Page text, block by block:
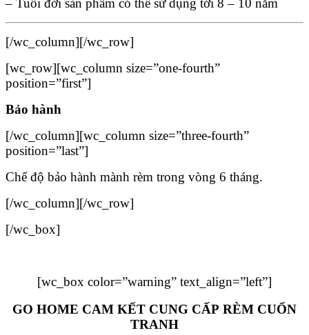
– Tuổi đời sản phẩm có thể sử dụng tới 8 – 10 năm
[/wc_column][/wc_row]
[wc_row][wc_column size=”one-fourth”
position=”first”]
Bảo hành
[/wc_column][wc_column size=”three-fourth”
position=”last”]
Chế độ bảo hành mành rèm trong vòng 6 tháng.
[/wc_column][/wc_row]
[/wc_box]
[wc_box color=”warning” text_align=”left”]
GO HOME CAM KẾT CUNG CẤP RÈM CUỐN
TRANH